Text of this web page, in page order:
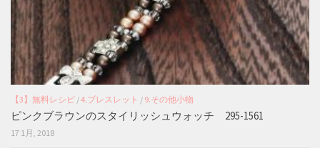
【3】無料レシピ /4.ブレスレット / 9.その他小物
ピンクブラウンのスタイリッシュウォッチ 295-1561
17 1月, 2018